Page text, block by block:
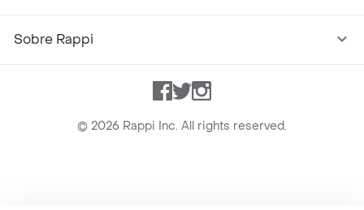
Sobre Rappi
Facebook
TwitterInstagram
© 2026 Rappi Inc. All rights reserved.